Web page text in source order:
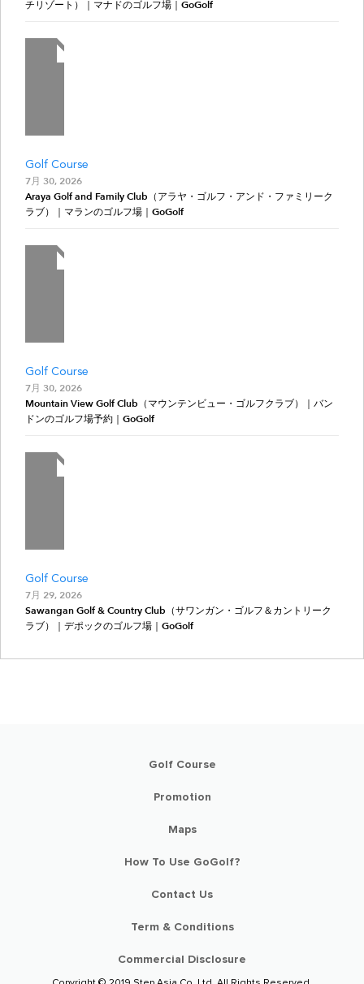
チリゾート）｜マナドのゴルフ場｜GoGolf
Golf Course
7月 30, 2026
Araya Golf and Family Club（アラヤ・ゴルフ・アンド・ファミリーク
ラブ）｜マランのゴルフ場｜GoGolf
Golf Course
7月 30, 2026
Mountain View Golf Club（マウンテンビュー・ゴルフクラブ）｜バン
ドンのゴルフ場予約｜GoGolf
Golf Course
7月 29, 2026
Sawangan Golf & Country Club（サワンガン・ゴルフ＆カントリーク
ラブ）｜デポックのゴルフ場｜GoGolf
Golf Course
Promotion
Maps
How To Use GoGolf?
Contact Us
Term & Conditions
Commercial Disclosure